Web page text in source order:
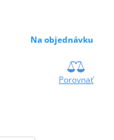
Na objednávku
Porovnať